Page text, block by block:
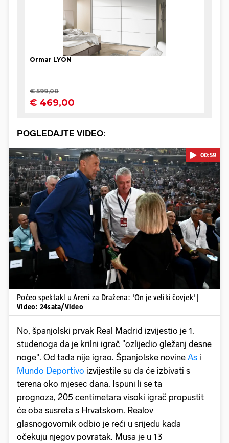
POGLEDAJTE VIDEO:
Pokretanje videa...
00:59
Počeo spektakl u Areni za Dražena: 'On je veliki čovjek'
Video: 24sata/Video
No, španjolski prvak Real Madrid izvijestio je 1.
studenoga da je krilni igrač "ozlijedio gležanj desne
noge". Od tada nije igrao. Španjolske novine As i
Mundo Deportivo izvijestile su da će izbivati s
terena oko mjesec dana. Ispuni li se ta
prognoza, 205 centimetara visoki igrač propustit
će oba susreta s Hrvatskom. Realov
glasnogovornik odbio je reći u srijedu kada
očekuju njegov povratak. Musa je u 13